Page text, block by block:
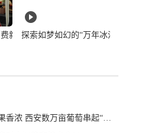
高颖：用数字艺术诠释中国传统文化之美
土味“显眼包”！绵
西安数万亩葡萄串起“甜蜜产业链”